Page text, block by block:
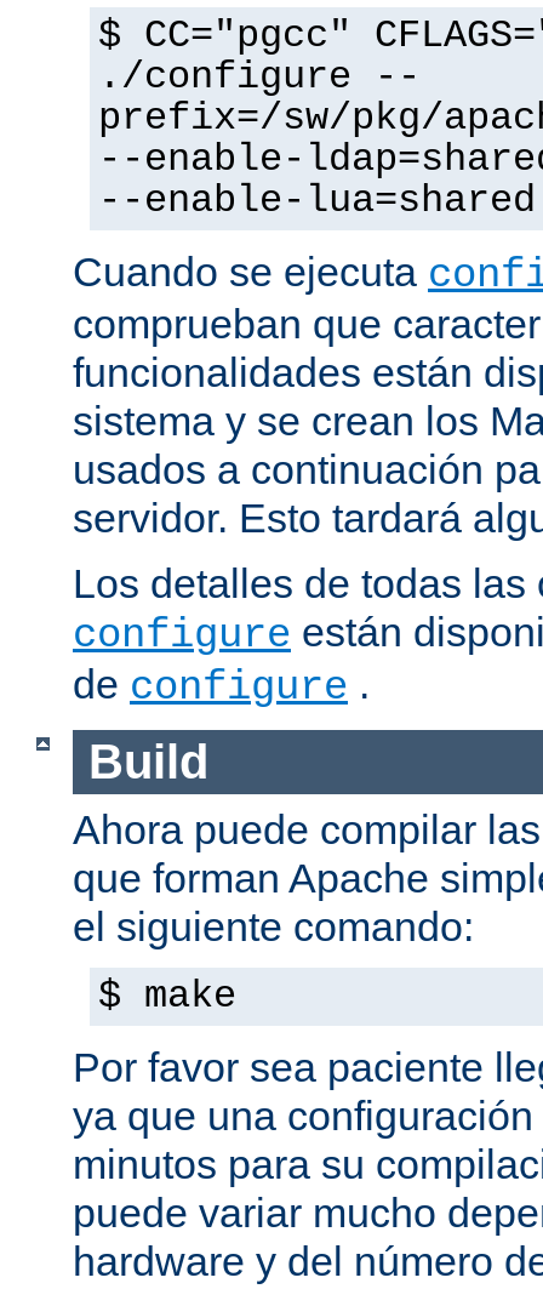
$ CC="pgcc"
./configure --
prefix=/sw/pkg/
--enable-
--enable-lua=shared
Cuando se ejecuta
comprueban que
funcionalidades están
sistema y se crean los
usados a continuación
servidor. Esto tardará
Los detalles de todas las
configure están
de configure .
Build
Ahora puede compilar
que forman Apache
el siguiente comando:
$ make
Por favor sea paciente
ya que una
minutos para su
puede variar mucho
hardware y del número